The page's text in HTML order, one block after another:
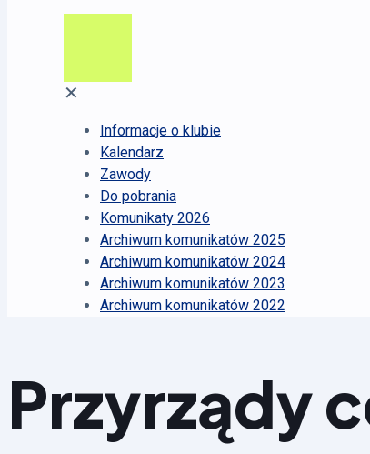
✕
Informacje o klubie
Kalendarz
Zawody
Do pobrania
Komunikaty 2026
Archiwum komunikatów 2025
Archiwum komunikatów 2024
Archiwum komunikatów 2023
Archiwum komunikatów 2022
Przyrządy